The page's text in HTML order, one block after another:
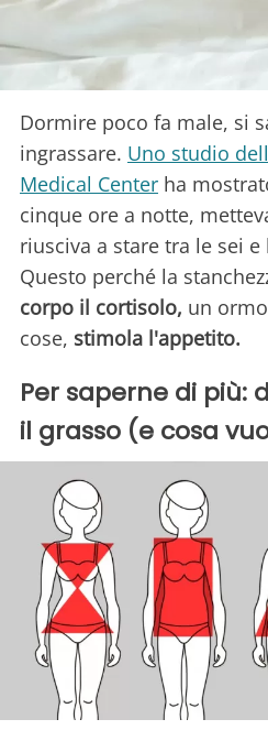
Dormire poco fa male, si
ingrassare. Uno studio
Medical Center ha
cinque ore a notte,
riusciva a stare tra le sei
Questo perché la
corpo il cortisolo, un
cose, stimola l'appetito.
Per saperne di più:
il grasso (e cosa